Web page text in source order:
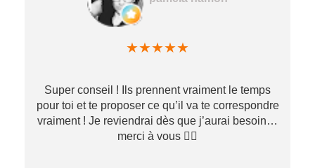
★★★★★
Super conseil ! Ils prennent vraiment le temps
pour toi et te proposer ce qu’il va te correspondre
vraiment ! Je reviendrai dès que j’aurai besoin…
merci à vous ✌🏼